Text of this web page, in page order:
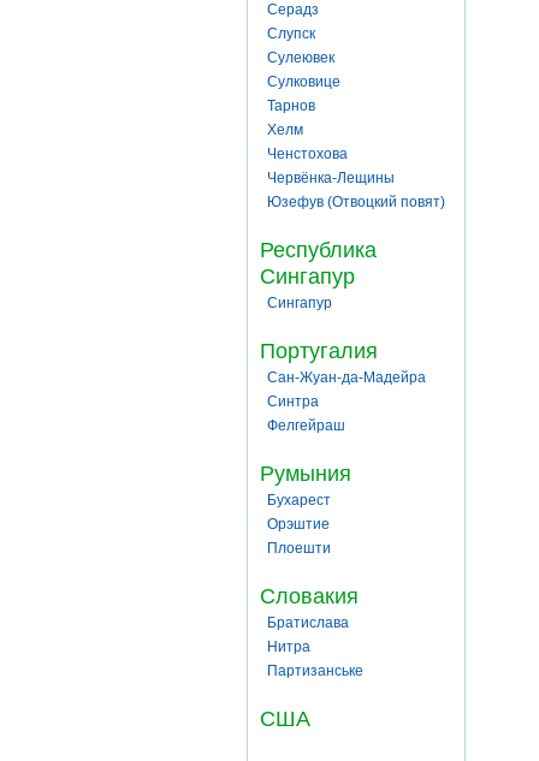
Серадз
Слупск
Сулеювек
Сулковице
Тарнов
Хелм
Ченстохова
Червёнка-Лещины
Юзефув (Отвоцкий повят)
Республика
Сингапур
Сингапур
Португалия
Сан-Жуан-да-Мадейра
Синтра
Фелгейраш
Румыния
Бухарест
Орэштие
Плоешти
Словакия
Братислава
Нитра
Партизанське
США